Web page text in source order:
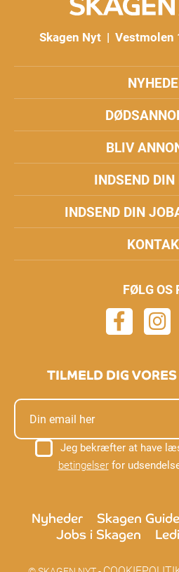
Skagen Nyt | Vestmolen
BLIV
INDSEND DIN
INDSEND DIN
FØLG OS
TILMELD DIG
Jeg bekræfter at have
betingelserfor
Nyheder Skagen Guide
Jobs i Skagen